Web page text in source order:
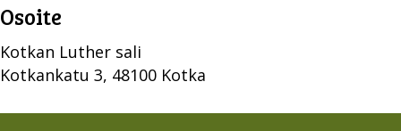
Osoite
Kotkan Luther sali
Kotkankatu 3, 48100 Kotka